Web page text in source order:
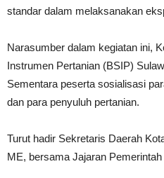
standar dalam melaksanakan
Narasumber dalam kegiatan ini,
Instrumen Pertanian (BSIP)
Sementara peserta sosialisasi
dan para penyuluh pertanian.
Turut hadir Sekretaris Daerah
ME, bersama Jajaran Pemerintah